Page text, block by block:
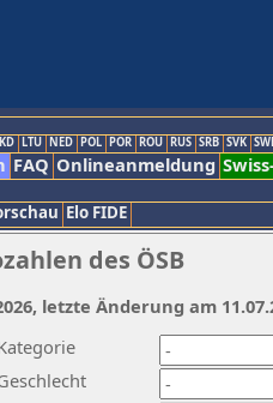
LTU NED POL POR ROU RUS SRB SVK
FAQ Onlineanmeldung
Elo FIDE
des ÖSB
letzte Änderung am